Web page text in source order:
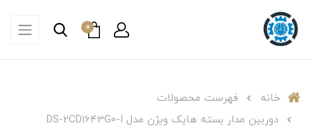
0
خانه
فهرست محصولات
دوربین مدار بسته هایک ویژن مدل DS-2CD1643G0-I